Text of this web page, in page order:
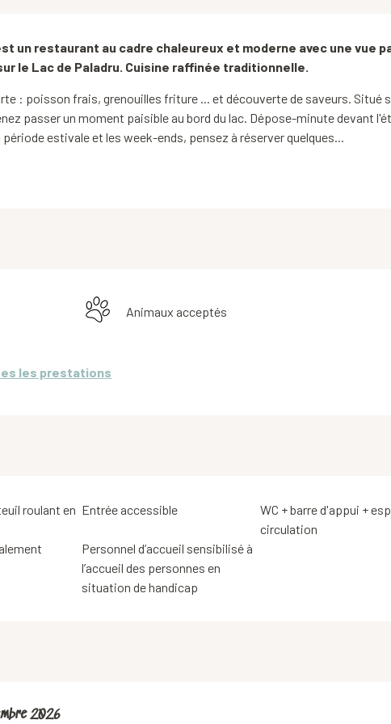
un restaurant au cadre chaleureux et moderne avec une vue
le Lac de Paladru. Cuisine raffinée traditionnelle.
: poisson frais, grenouilles friture ... et découverte de saveurs. Situé
passer un moment paisible au bord du lac. Dépose-minute devant
estivale et les week-ends, pensez à réserver quelques...
Animaux acceptés
les prestations
roulant en Entrée accessible
WC + barre d'appui +
circulation
Personnel d’accueil sensibilisé à
l’accueil des personnes en
situation de handicap
13 décembre 2026
2026